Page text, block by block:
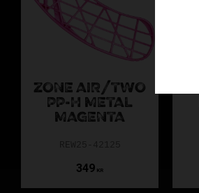
ZONE AIR/TWO
PP-H METAL
MAGENTA
349 KR